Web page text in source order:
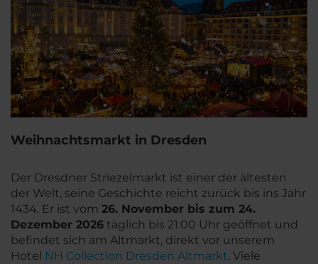
Weihnachtsmarkt in Dresden
Der Dresdner Striezelmarkt ist einer der ältesten
der Welt, seine Geschichte reicht zurück bis ins Jahr
1434. Er ist vom 26. November bis zum 24.
Dezember 2026 täglich bis 21:00 Uhr geöffnet und
befindet sich am Altmarkt, direkt vor unserem
Hotel NH Collection Dresden Altmarkt. Viele